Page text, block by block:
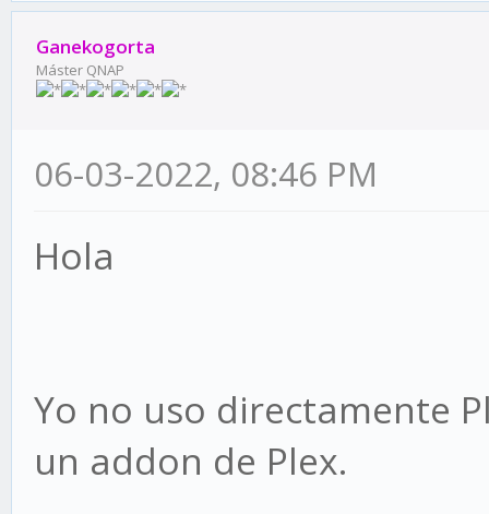
Ganekogorta
Máster QNAP
06-03-2022, 08:46 PM
Hola
Yo no uso directamente
un addon de Plex.